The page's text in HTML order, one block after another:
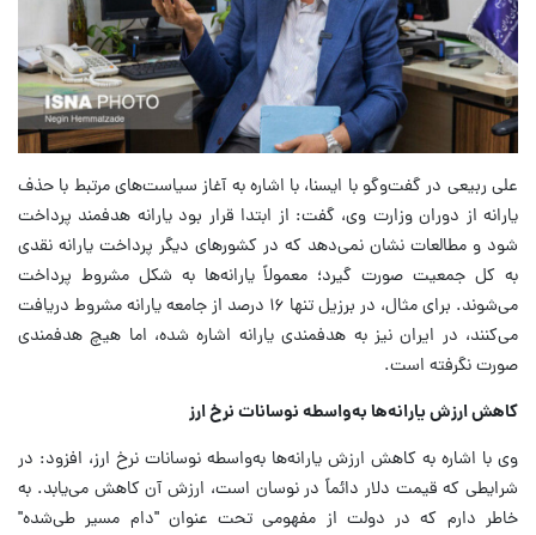
علی ربیعی در گفت‌وگو با ایسنا، با اشاره به آغاز سیاست‌های مرتبط با حذف
یارانه‌ از دوران وزارت وی، گفت: از ابتدا قرار بود یارانه‌ هدفمند پرداخت
شود و مطالعات نشان نمی‌دهد که در کشورهای دیگر پرداخت یارانه نقدی
به کل جمعیت صورت گیرد؛ معمولاً یارانه‌ها به شکل مشروط پرداخت
می‌شوند. برای مثال، در برزیل تنها ۱۶ درصد از جامعه یارانه مشروط دریافت
می‌کنند، در ایران نیز به هدفمندی یارانه اشاره شده، اما هیچ هدفمندی
صورت نگرفته است.
کاهش ارزش یارانه‌ها به‌واسطه نوسانات نرخ ارز
وی با اشاره به کاهش ارزش یارانه‌ها به‌واسطه نوسانات نرخ ارز، افزود: در
شرایطی که قیمت دلار دائماً در نوسان است، ارزش آن کاهش می‌یابد. به
خاطر دارم که در دولت از مفهومی تحت عنوان "دام مسیر طی‌شده"